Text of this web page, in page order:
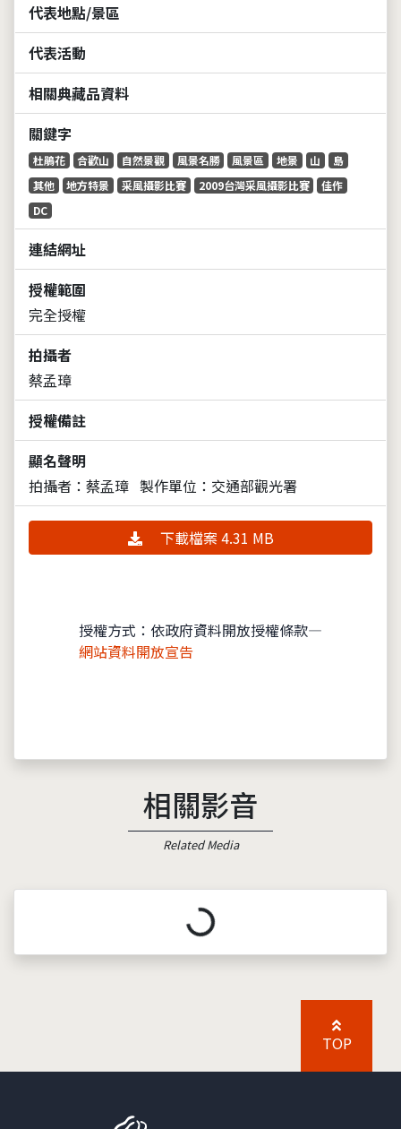
代表地點/景區
代表活動
相關典藏品資料
關鍵字
杜鵑花 合歡山 自然景觀 風景名勝 風景區 地景 山
島
其他
地方特景 采風攝影比賽 2009台灣采風攝影比賽
佳作
DC
連結網址
授權範圍
完全授權
拍攝者
蔡孟璋
授權備註
顯名聲明
拍攝者：蔡孟璋 製作單位：交通部觀光署
下載檔案 4.31 MB
授權方式：依政府資料開放授權條款—
網站資料開放宣告
相關影音
Related Media
載入中...
TOP